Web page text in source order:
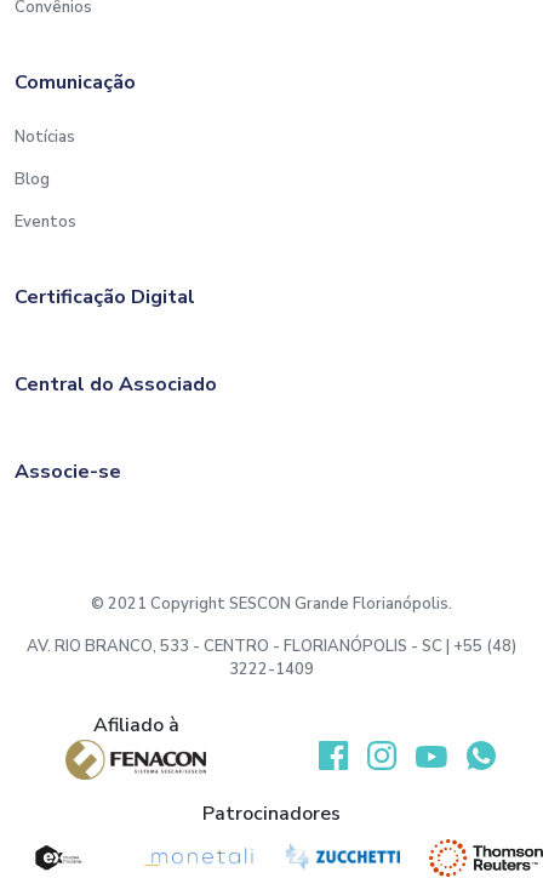
Convênios
Comunicação
Notícias
Blog
Eventos
Certificação Digital
Central do Associado
Associe-se
© 2021 Copyright SESCON Grande Florianópolis.
AV. RIO BRANCO, 533 - CENTRO - FLORIANÓPOLIS - SC | +55 (48)
3222-1409
Afiliado à
Desenvolvido por:
Patrocinadores